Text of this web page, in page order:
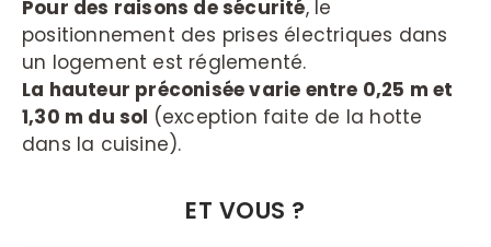
Pour des raisons de sécurité, le
positionnement des prises électriques dans
un logement est réglementé.
La hauteur préconisée varie entre 0,25 m et
1,30 m du sol (exception faite de la hotte
dans la cuisine).
ET VOUS ?